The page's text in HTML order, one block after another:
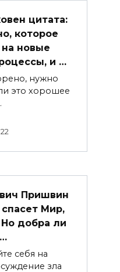
цитата:
которое
новые
и …
нужно
это хорошее
22
Пришвин
спасет Мир,
добра ли
себя на
зла